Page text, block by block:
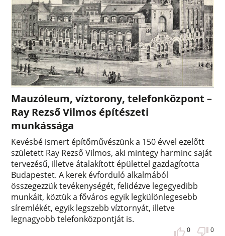
Mauzóleum, víztorony, telefonközpont –
Ray Rezső Vilmos építészeti
munkássága
Kevésbé ismert építőművészünk a 150 évvel ezelőtt
született Ray Rezső Vilmos, aki mintegy harminc saját
tervezésű, illetve átalakított épülettel gazdagította
Budapestet. A kerek évforduló alkalmából
összegezzük tevékenységét, felidézve legegyedibb
munkáit, köztük a főváros egyik legkülönlegesebb
síremlékét, egyik legszebb víztornyát, illetve
legnagyobb telefonközpontját is.
0 0